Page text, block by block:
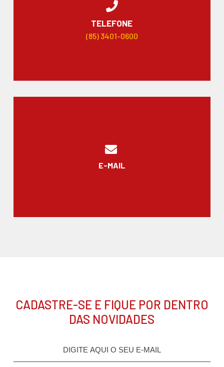
TELEFONE
(85) 3401-0600
E-MAIL
CADASTRE-SE E FIQUE POR DENTRO
DAS NOVIDADES